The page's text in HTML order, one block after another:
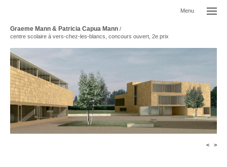
Graeme Mann & Patricia Capua Mann /
centre scolaire à vers-chez-les-blancs, concours ouvert, 2e prix
Menu
< >